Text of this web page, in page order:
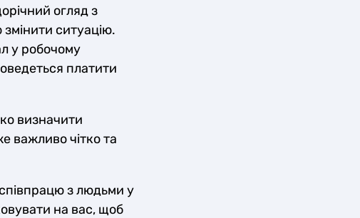
огляд з
ситуацію.
у робочому
платити
визначити
важливо чітко та
співпрацю з людьми у
на вас, щоб